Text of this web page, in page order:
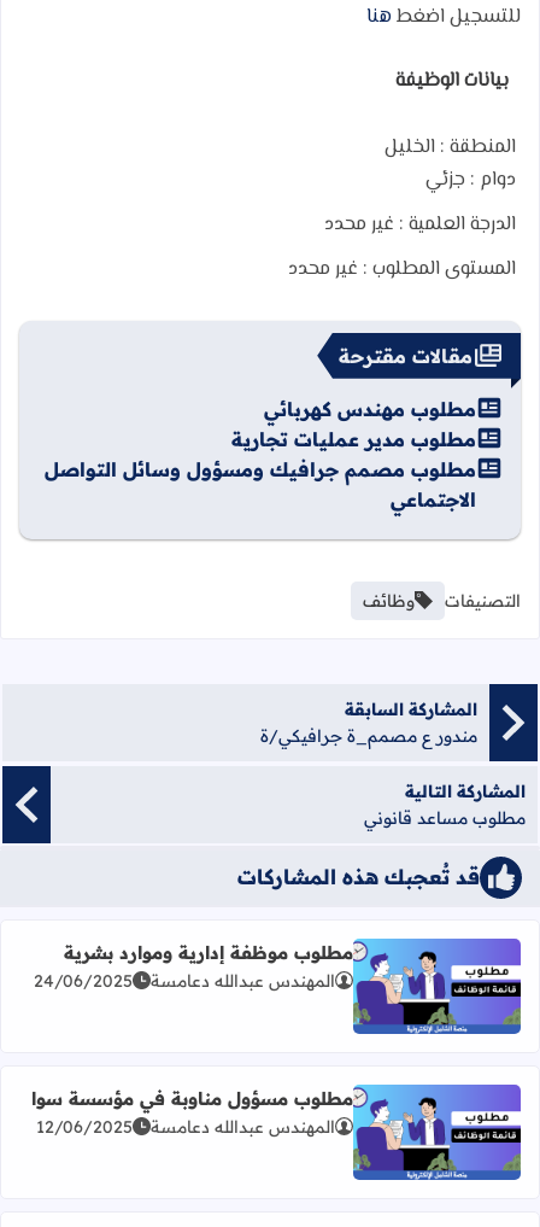
للتسجيل اضغطهنا
بيانات الوظيفة
المنطقة : الخليل
دوام : جزئي
الدرجة العلمية : غير محدد
المستوى المطلوب : غير محدد
مقالات مقترحة
مطلوب مهندس كهربائي
مطلوب مدير عمليات تجارية
مطلوب مصمم جرافيك ومسؤول وسائل التواصل
الاجتماعي
التصنيفات وظائف
المشاركة السابقة
مندور ع مصمم_ة جرافيكي/ة
المشاركة التالية
مطلوب مساعد قانوني
قد تُعجبك هذه المشاركات
اقرأ المزيد عن مطلوب موظفة إدارية وموارد بشرية
مطلوب موظفة إدارية وموارد بشرية
المهندس عبدالله دعامسة 24/06/2025
اقرأ المزيد عن مطلوب مسؤول مناوبة في مؤسسة سوا
مطلوب مسؤول مناوبة في مؤسسة سوا
المهندس عبدالله دعامسة 12/06/2025